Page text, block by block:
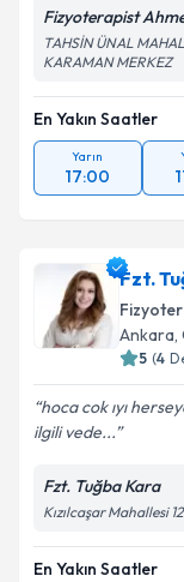
Fizyoterapist
TAHSİN ÜNAL
KARAMAN MERKEZ
En Yakın Saatler
Yarın
17:00
Fzt.
Ankara,
5 (4
hoca cok ıyı
ilgili vede...
Fzt. Tuğba Kara
Kızılcaşar Mahallesi
En Yakın Saatler